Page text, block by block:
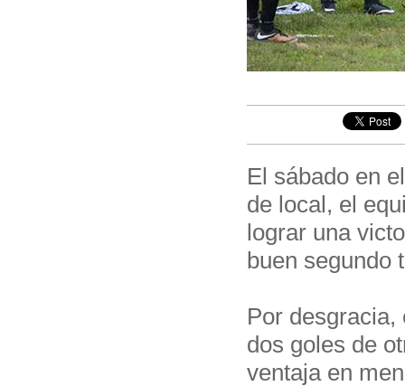
El sábado en
de local, el
lograr una
buen segundo
Por
dos goles de
ventaja en